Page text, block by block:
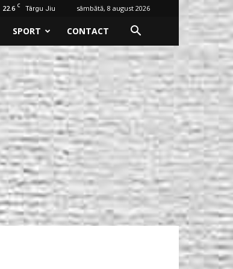
22.6 C Târgu Jiu sâmbătă, 8 august 2026
SPORT CONTACT